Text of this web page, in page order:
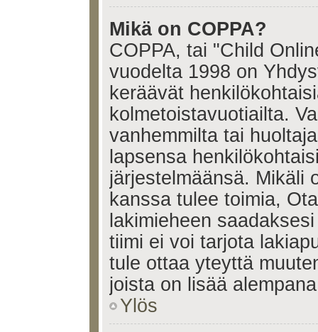
Mikä on COPPA?
COPPA, tai "Child
vuodelta 1998 on
keräävät
kolmetoistavuotiailta.
vanhemmilta tai
lapsensa
järjestelmäänsä. Mikäli
kanssa tulee toimia,
lakimieheen
tiimi ei voi tarjota
tule ottaa yteyttä
joista on lisää
Ylös